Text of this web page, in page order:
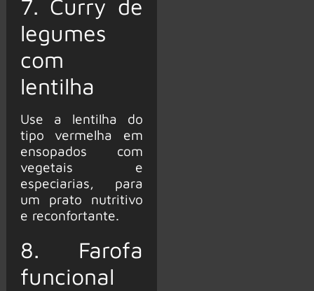
7. Curry de
legumes
com
lentilha
Use a lentilha do
tipo vermelha em
ensopados com
vegetais e
especiarias, para
um prato nutritivo
e reconfortante.
8. Farofa
funcional